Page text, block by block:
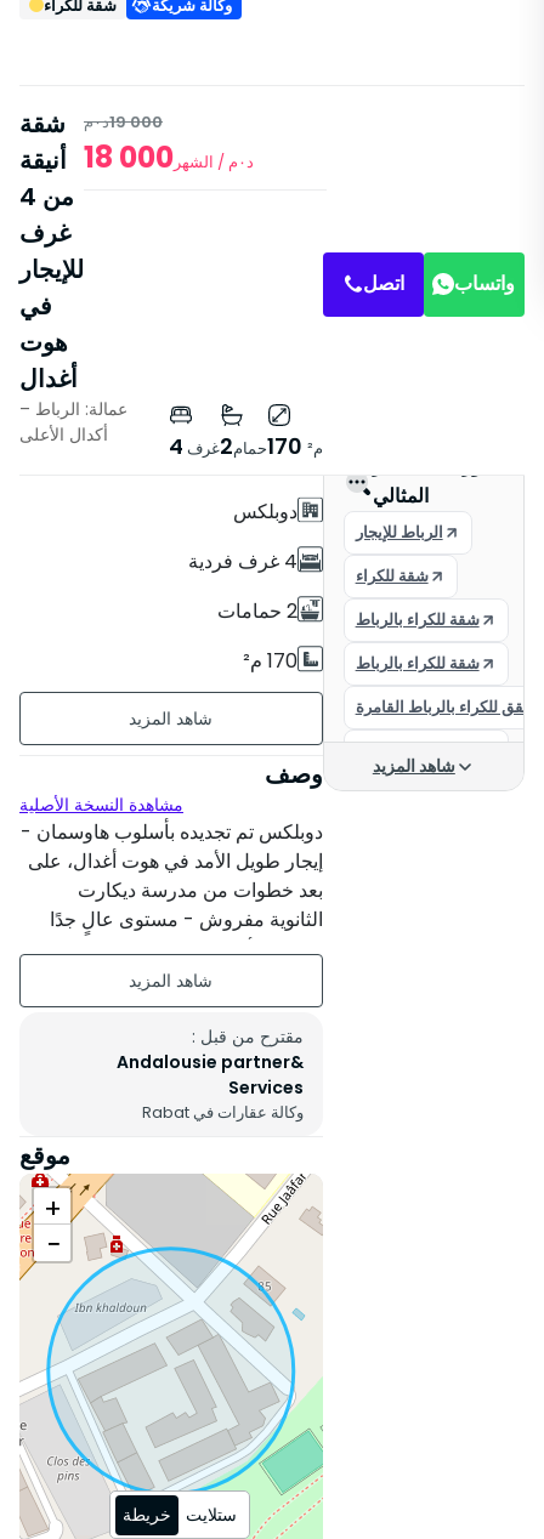
شقة للكراء وكالة شريكة
شقة
أنيقة
من 4
غرف
للإيجار
في
هوت
أغدال
د٠م19 000
18 000 د٠م / الشهر
عمالة: الرباط –
أكدال الأعلى
4 غرف2حمام170 م²
اتصل واتساب
خصائص
مع مصعد
دوبلكس
4 غرف فردية
2 حمامات
170 م²
حالة العقار : مجدد كليا
إقامة آمنة
موقف خاص : 2 أماكن
البلكون
بدون مواجهة
وصف
مشاهدة النسخة الأصلية
دوبلكس تم تجديده بأسلوب هاوسمان -
إيجار طويل الأمد في هوت أغدال، على
بعد خطوات من مدرسة ديكارت
الثانوية مفروش - مستوى عالٍ جدًا
الطابق الأرضي: • مطبخ مجهز بالكامل
• غرفة معيشة أنيقة تفتح على شرفة
الطابق: • 4 غرف نوم • 2 حمامات
مصعد 2 أماكن لوقوف السيارات
مملوكة السعر: 19000 درهم / شهر
إيجار طويل الأمد فقط دوبلكس مليء
بالسحر، مشرق، أنيق وموقعه مثالي.
مقترح من قبل :
Andalousie partner&
Services
وكالة عقارات في Rabat
موقع
+
−
خريطة ستلايت
المثالي
الرباط للإيجار
شقة للكراء
شقة للكراء بالرباط
شقة للكراء بالرباط
شقق للكراء بالرباط القامرة
شقة للإيجار
شاهد المزيد